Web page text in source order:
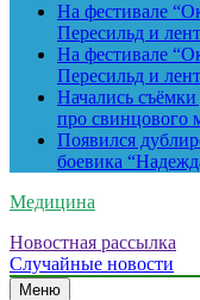
На фестивале
Пересильд и
На фестивале
Пересильд и
Начались
про свинцового
Появился
боевика
Медицина
Новостная рассылка
Случайные новости
Меню